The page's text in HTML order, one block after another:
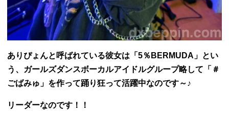
ありぴょんと呼ばれている彼女は「5％BERMUDA」とい
う、ガールズダンスボーカルアイドルグループ略して「＃
ごばみゅ」を作って踊り狂って活躍中なのです～♪
リーダーなのです！！